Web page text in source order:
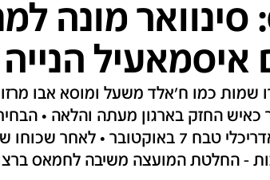
מונה
איסמאעיל הנייה
שמות כמו ח'אלד משעל ומוסא אבו
כאיש החזק בארגון מעתה והלאה •
אמון באחד מאדריכלי טבח 7 באוקטובר
- החלטת המועצה משיבה לחמאס